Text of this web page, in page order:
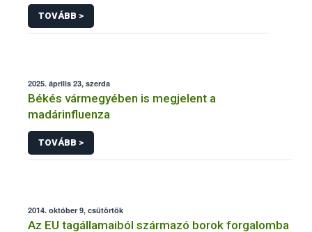
TOVÁBB >
2025. április 23, szerda
Békés vármegyében is megjelent a
madárinfluenza
TOVÁBB >
2014. október 9, csütörtök
Az EU tagállamaiból származó borok forgalomba